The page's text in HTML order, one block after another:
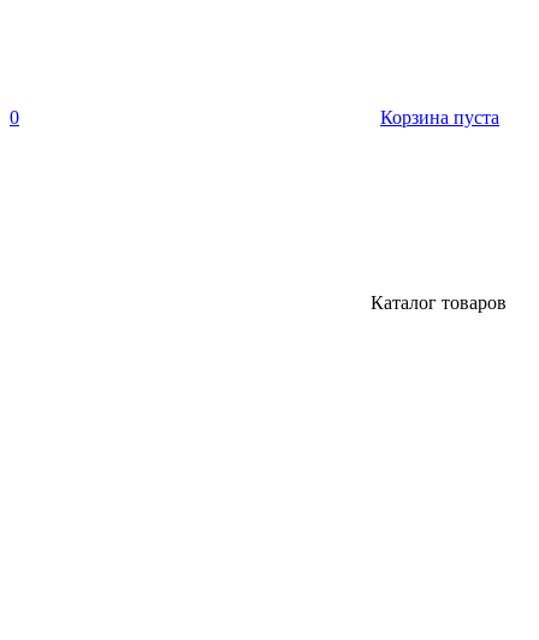
0 Корзина пуста
Каталог товаров